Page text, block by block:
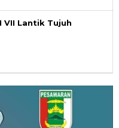
VII Lantik Tujuh